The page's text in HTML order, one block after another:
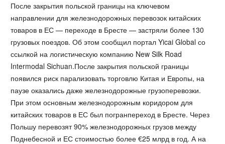
После закрытия польской границы на ключевом
направлении для железнодорожных перевозок китайских
товаров в ЕС — переходе в Бресте — застряли более 130
грузовых поездов. Об этом сообщил портал Yicai Global со
ссылкой на логистическую компанию New Silk Road
Intermodal Sichuan.После закрытия польской границы
появился риск парализовать торговлю Китая и Европы, на
паузе оказались даже железнодорожные грузоперевозки.
При этом основным железнодорожным коридором для
китайских товаров в ЕС был погранпереход в Бресте. Через
Польшу перевозят 90% железнодорожных грузов между
Поднебесной и ЕС стоимостью более €25 млрд в год. А на